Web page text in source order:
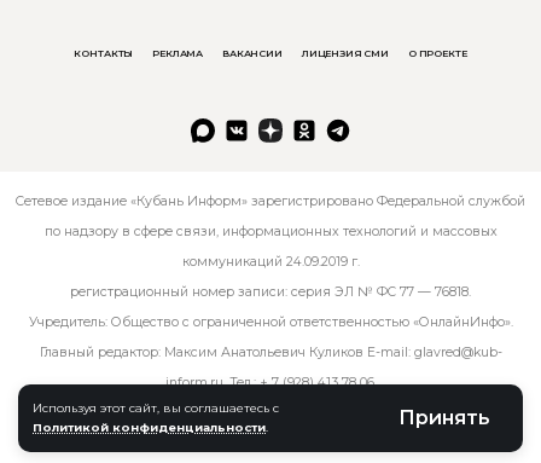
Используя этот сайт, вы соглашаетесь с
Политикой конфиденциальности
Принять
КОНТАКТЫ РЕКЛАМА ВАКАНСИИ ЛИЦЕНЗИЯ СМИ О ПРОЕКТЕ
Сетевое издание «Кубань Информ» зарегистрировано Федеральной службой
по надзору в сфере связи, информационных технологий и массовых
коммуникаций 24.09.2019 г.
регистрационный номер записи: серия ЭЛ № ФС 77 — 76818.
Учредитель: Общество с ограниченной ответственностью «ОнлайнИнфо».
Главный редактор: Максим Анатольевич Куликов E-mail: glavred@kub-
inform.ru. Тел.:+ 7 (928) 413 78 06.
© kub-inform 2026